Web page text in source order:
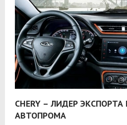
CHERY – ЛИДЕР
АВТОПРОМА